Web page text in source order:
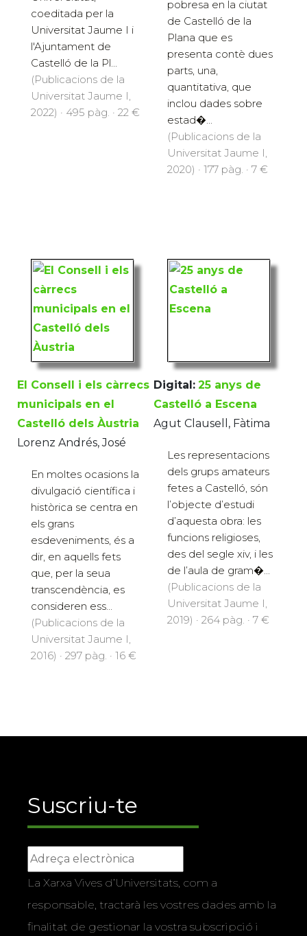
coeditada per la
Universitat Jaume I i
l'Ajuntament de
Castelló de la Pl...
(Publicacions de la
Universitat Jaume I,
2022) · 495 pàg. · 22 €
pobresa en la ciutat
de Castelló de la
Plana que es
presenta contè dues
parts, una,
quantitativa, que
inclou dades sobre
estad�...
(Publicacions de la
Universitat Jaume I,
2020) · 177 pàg. · 7 €
El Consell i els càrrecs
municipals en el
Castelló dels Àustria
Lorenz Andrés, José
En moltes ocasions la
divulgació científica i
històrica se centra en
els grans
esdeveniments, és a
dir, en aquells fets
que, per la seua
transcendència, es
consideren ess...
(Publicacions de la
Universitat Jaume I,
2016) · 297 pàg. · 16 €
Digital: 25 anys de
Castelló a Escena
Agut Clausell, Fàtima
Les representacions
dels grups amateurs
fetes a Castelló, són
l’objecte d’estudi
d’aquesta obra: les
funcions religioses,
des del segle xiv, i les
de l’aula de gram�...
(Publicacions de la
Universitat Jaume I,
2019) · 264 pàg. · 7 €
Suscriu-te
La Xarxa Vives d’Universitats, com a
responsable, tractarà les vostres dades amb la
finalitat de gestionar la vostra subscripció i